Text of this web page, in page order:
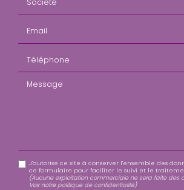
Message
J'autorise ce site à conserver l'ensemble des
ce formulaire pour faciliter le suivi et le
(Aucune exploitation commerciale ne sera faite des
Voir notre politique de confidentialité)